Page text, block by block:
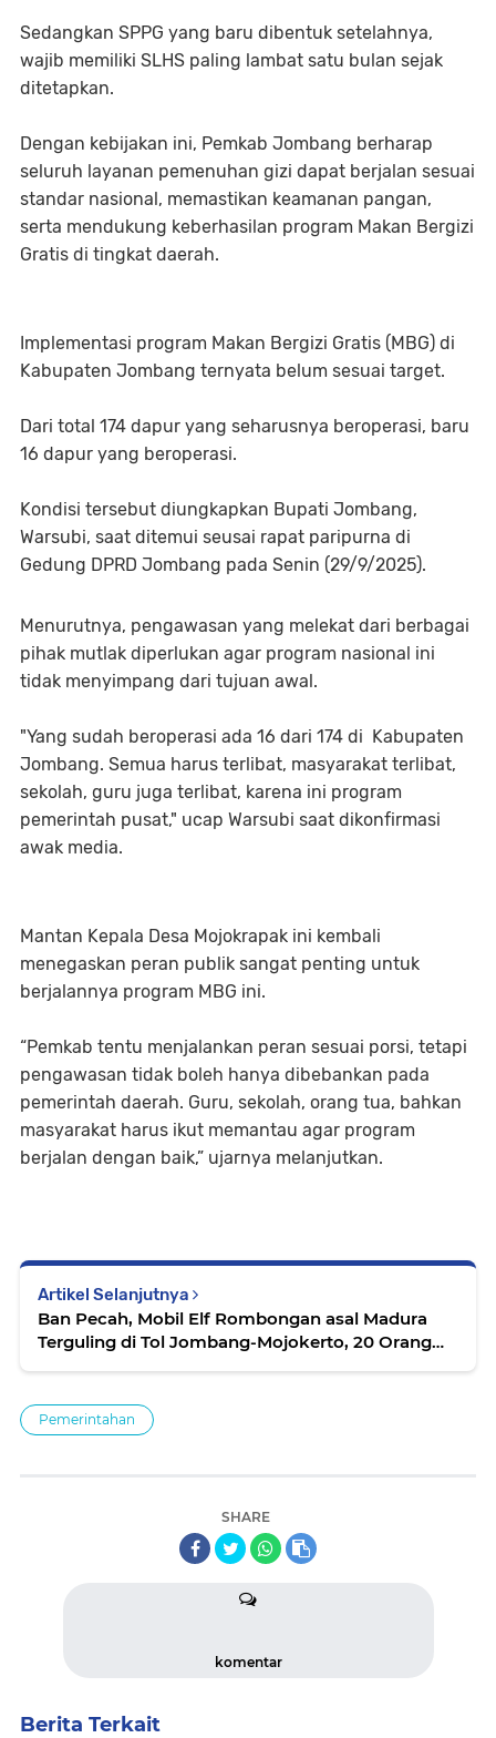
Sedangkan SPPG yang baru dibentuk setelahnya,
wajib memiliki SLHS paling lambat satu bulan sejak
ditetapkan.
Dengan kebijakan ini, Pemkab Jombang berharap
seluruh layanan pemenuhan gizi dapat berjalan sesuai
standar nasional, memastikan keamanan pangan,
serta mendukung keberhasilan program Makan Bergizi
Gratis di tingkat daerah.
Implementasi program Makan Bergizi Gratis (MBG) di
Kabupaten Jombang ternyata belum sesuai target.
Dari total 174 dapur yang seharusnya beroperasi, baru
16 dapur yang beroperasi.
Kondisi tersebut diungkapkan Bupati Jombang,
Warsubi, saat ditemui seusai rapat paripurna di
Gedung DPRD Jombang pada Senin (29/9/2025).
Menurutnya, pengawasan yang melekat dari berbagai
pihak mutlak diperlukan agar program nasional ini
tidak menyimpang dari tujuan awal.
"Yang sudah beroperasi ada 16 dari 174 di Kabupaten
Jombang. Semua harus terlibat, masyarakat terlibat,
sekolah, guru juga terlibat, karena ini program
pemerintah pusat," ucap Warsubi saat dikonfirmasi
awak media.
Mantan Kepala Desa Mojokrapak ini kembali
menegaskan peran publik sangat penting untuk
berjalannya program MBG ini.
“Pemkab tentu menjalankan peran sesuai porsi, tetapi
pengawasan tidak boleh hanya dibebankan pada
pemerintah daerah. Guru, sekolah, orang tua, bahkan
masyarakat harus ikut memantau agar program
berjalan dengan baik,” ujarnya melanjutkan.
Artikel Selanjutnya
Ban Pecah, Mobil Elf Rombongan asal Madura
Terguling di Tol Jombang-Mojokerto, 20 Orang
Pemerintahan
SHARE
komentar
Berita Terkait